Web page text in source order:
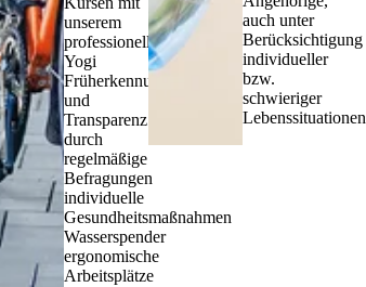
unserem
professionellen
Yogi
Früherkennung
und
Transparenz
durch
regelmäßige
Befragungen
individuelle
Gesundheitsmaßnahmen
Wasserspender
ergonomische
Arbeitsplätze
auch unter
Berücksichtigung
individueller
bzw.
schwieriger
Lebenssituationen